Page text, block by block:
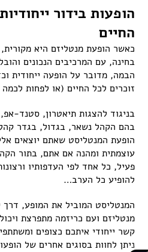
הופעות בידור
החיים
כאשר הופעת מנטליזם היא
בחינה, עם המרכיבים הנכונים
הבמה, מדובר על הופעה ייחודית
זוכרים לכל החיים (או לפחות
בניגוד להצגות תיאטרון, סטנד-אפ,
בהם הקהל נשאר, בגדול, בגדר
הופעת המנטליסט שאתם יוצאים
עוצמתית ומהנה אם אתם, בתור
פעיל, כל אחד לפי העדפותיו
להופיע כל הערב…
המנטליסט המוביל את המופע, דרך
מנטליזם ועם כריזמה מתפרצת
קשר ייחודי איתכם כצופים
ניתן לחוות בסוגים אחרים של